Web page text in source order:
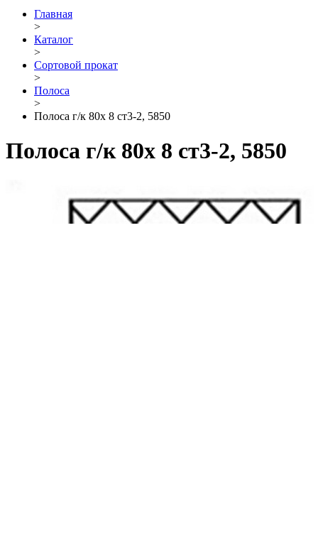
Главная
>
Каталог
>
Сортовой прокат
>
Полоса
>
Полоса г/к 80х 8 ст3-2, 5850
Полоса г/к 80х 8 ст3-2, 5850